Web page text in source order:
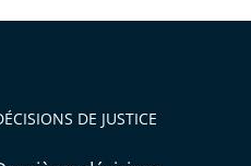
DE JUSTICE